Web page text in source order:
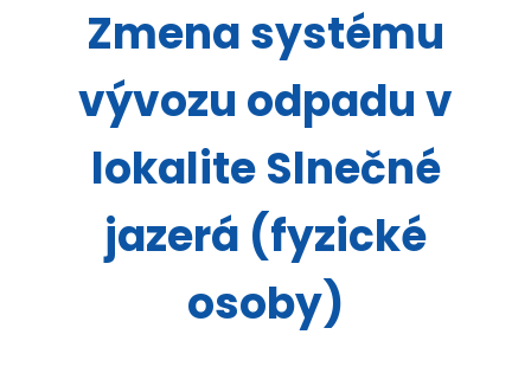
Zmena systému
vývozu odpadu v
lokalite Slnečné
jazerá (fyzické
osoby)